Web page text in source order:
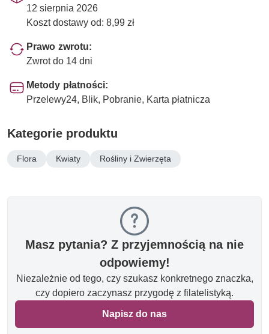
12 sierpnia 2026
Koszt dostawy od: 8,99 zł
Prawo zwrotu:
Zwrot do 14 dni
Metody płatności:
Przelewy24, Blik, Pobranie, Karta płatnicza
Kategorie produktu
Flora Kwiaty Rośliny i Zwierzęta
Masz pytania? Z przyjemnością na nie
odpowiemy!
Niezależnie od tego, czy szukasz konkretnego znaczka,
czy dopiero zaczynasz przygodę z filatelistyką.
Napisz do nas